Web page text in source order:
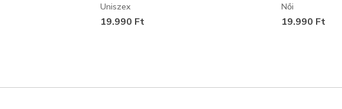
Uniszex
19.990 Ft
Női
19.990 Ft